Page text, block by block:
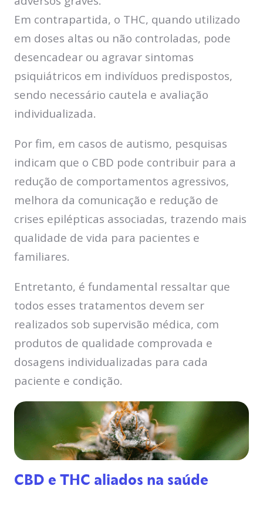
Em contrapartida, o THC, quando utilizado
em doses altas ou não controladas, pode
desencadear ou agravar sintomas
psiquiátricos em indivíduos predispostos,
sendo necessário cautela e avaliação
individualizada.
Por fim, em casos de autismo, pesquisas
indicam que o CBD pode contribuir para a
redução de comportamentos agressivos,
melhora da comunicação e redução de
crises epilépticas associadas, trazendo mais
qualidade de vida para pacientes e
familiares.
Entretanto, é fundamental ressaltar que
todos esses tratamentos devem ser
realizados sob supervisão médica, com
produtos de qualidade comprovada e
dosagens individualizadas para cada
paciente e condição.
CBD e THC aliados na saúde